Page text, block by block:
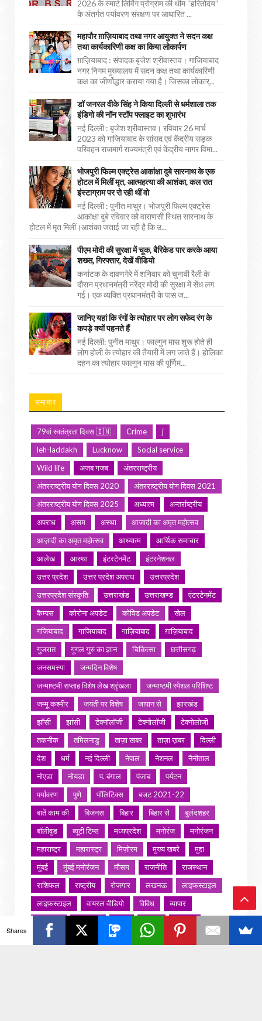
2026 के स्मार्ट लिविंग प्रोग्राम की थीम “हरितोदय”
के अंतर्गत पर्यावरण संरक्षण पर आधारित ...
महापौर ग़ाज़ियाबाद तथा नगर आयुक्त ने सदन कक्ष
तथा कार्यकारिणी कक्ष का किया लोकार्पण
ग़ाज़ियाबाद : संपादक बृजेश श्रीवास्तव। गाजियाबाद
नगर निगम मुख्यालय में सदन कक्ष तथा कार्यकारिणी
कक्ष का जीर्णोद्धार कराया गया है। जिसका लोकार्...
डॉ जनरल वीके सिंह ने किया दिल्ली से धर्मशाला तक
इंडिगो की नॉन स्टॉप फ्लाइट का शुभारंभ
नई दिल्ली : बृजेश श्रीवास्तव। रविवार 26 मार्च
2023 को गाजियाबाद के सांसद एवं केंद्रीय सड़क
परिवहन राजमार्ग राज्यमंत्री एवं केंद्रीय नागर विमा...
भोजपुरी फिल्म एक्ट्रेस आकांक्षा दुबे सारनाथ के एक
होटल में मिलीं मृत, आत्महत्या की आशंका, कल रात
इंस्टाग्राम पर रो रही थीं वो
नई दिल्ली : पुनीत माथुर। भोजपुरी फिल्म एक्ट्रेस
आकांक्षा दुबे रविवार को वाराणसी स्थित सारनाथ के
होटल में मृत मिलीं।आशंका जताई जा रही है कि उ...
पीएम मोदी की सुरक्षा में चूक, बैरिकेड पार करके आया
शख्स, गिरफ्तार, देखें वीडियो
कर्नाटक के दावणगेरे में शनिवार को चुनावी रैली के
दौरान प्रधानमंत्री नरेंद्र मोदी की सुरक्षा में सेंध लग
गई। एक व्यक्ति प्रधानमंत्री के पास ज...
जानिए यहां कि रंगों के त्योहार पर लोग सफेद रंग के
कपड़े क्यों पहनते हैं
नई दिल्ली: पुनीत माथुर। फाल्गुन मास शुरू होते ही
लोग होली के त्योहार की तैयारी में लग जाते हैं। होलिका
दहन का त्योहार फाल्गुन मास की पूर्णिम...
समाचार
79वां स्वतंत्रता दिवस 🇮🇳 Crime
j
leh-laddakh
Lucknow
Social service
Wild life
अजब गजब
अंतरराष्ट्रीय
अंतरराष्ट्रीय योग दिवस 2020
अंतरराष्ट्रीय योग दिवस 2021
अंतरराष्ट्रीय योग दिवस 2025
अध्यात्म
अन्तर्राष्ट्रीय
अपराध
असम अस्था
आजादी का अमृत महोत्सव
आज़ादी का अमृत महोत्सव
आध्यात्म
आर्थिक समाचार
आलेख
आस्था इंटरटेनमेंट
इंटरनेशनल
उत्तर प्रदेश
उत्तर प्रदेश अपराध
उत्तरप्रदेश
उत्तरप्रदेश संस्कृति
उत्तराखंड उत्तराखण्ड
एंटरटेनमेंट
कैम्पस
कोरोना अपडेट कोविड अपडेट
खेल
गजियाबाद
गाजियाबाद गाज़ियाबाद
ग़ाज़ियाबाद
गुजरात
गूगल गुरु का ज्ञान चिकित्सा
छत्तीसगढ़
जनसमस्या
जन्मदिन विशेष
जन्माष्टमी सप्ताह विशेष लेख श्रृंखला
जन्माष्टमी स्पेशल परिशिष्ट
जम्मू कश्मीर
जयंती पर विशेष जापान से
झारखंड
झाँसी
झांसी टेक्नॉलॉजी टेक्नोलॉजी
टेक्नोलोजी
तकनीक
तमिलनाडु ताज़ा खबर ताज़ा ख़बर
दिल्ली
देश
धर्म नई दिल्ली नेपाल नेशनल
नैनीताल
नोएडा
नोयडा प. बंगाल पंजाब
पर्यटन
पर्यावरण
पुणे पॉलिटिक्स
बजट 2021-22
बातें काम की
बिजनस बिहार बिहार से
बुलंदशहर
बॉलीवुड
ब्यूटी टिप्स मध्यप्रदेश मनोरंज
मनोरंजन
महाराष्ट्र
महारास्ट्र मिज़ोरम मुख्य खबरे
मुद्दा
मुंबई
मुंबई मनोरंजन मौसम राजनीति
राजस्थान
राशिफल
राष्ट्रीय रोजगार लखनऊ
लाइफस्टाइल
लाइफ़स्टाइल
वायरल वीडियो विविध
व्यापार
शख्सियत
समाज
संस्कार
संस्कृति
साहित्य सरोवर सिटी इवेंट
स्पोर्ट्स
Ba
ck
Shares